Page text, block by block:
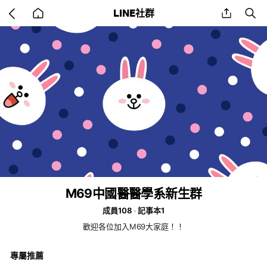
back
to
home
LINE社群 share
M69中國醫醫學系新生群
成員108
記事本1
歡迎各位加入M69大家庭！！
專屬推薦